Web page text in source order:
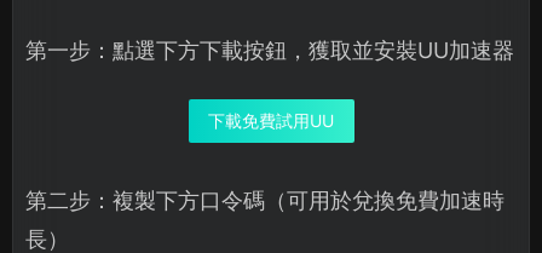
第一步：點選下方下載按鈕，獲取並安裝UU加速器
下載免費試用UU
第二步：複製下方口令碼（可用於兌換免費加速時
長）